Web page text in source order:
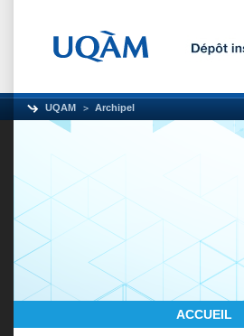
UQAM Archipel
ACCUEIL